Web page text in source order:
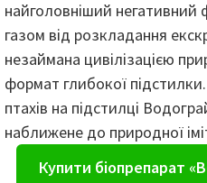
найголовніший негативний
газом від розкладання
незаймана цивілізацією
формат глибокої
птахів на підстилці
наближене до природної
Купити біопрепарат